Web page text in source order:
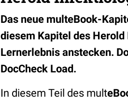
Das neue multeBook-
diesem Kapitel des
Lernerlebnis anstecken.
DocCheck Load.
In diesem Teil des mult